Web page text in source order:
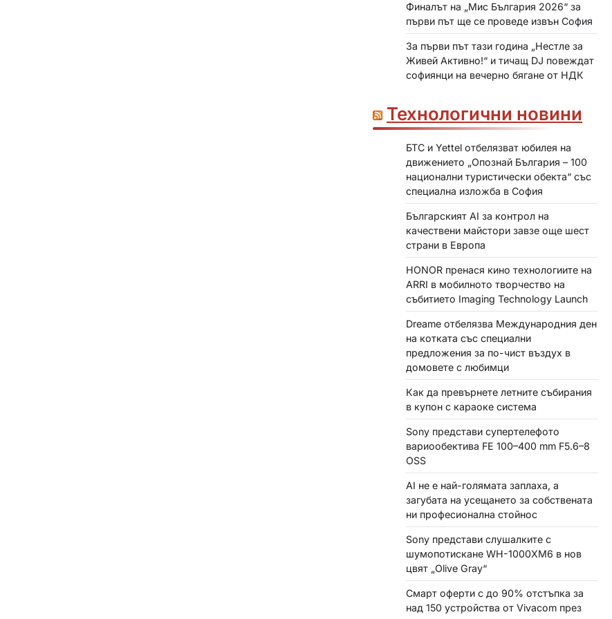
Финалът на „Мис България 2026“ за
първи път ще се проведе извън София
За първи път тази година „Нестле за
Живей Активно!“ и тичащ DJ повеждат
софиянци на вечерно бягане от НДК
Технологични новини
БТС и Yettel отбелязват юбилея на
движението „Опознай България – 100
национални туристически обекта“ със
специална изложба в София
Българският AI за контрол на
качествени майстори завзе още шест
страни в Европа
HONOR пренася кино технологиите на
ARRI в мобилното творчество на
събитието Imaging Technology Launch
Dreame отбелязва Международния ден
на котката със специални
предложения за по-чист въздух в
домовете с любимци
Как да превърнете летните събирания
в купон с караоке система
Sony представи супертелефото
вариообектива FE 100–400 mm F5.6–8
OSS
AI не е най-голямата заплаха, а
загубата на усещането за собствената
ни професионална стойнос
Sony представи слушалките с
шумопотискане WH-1000XM6 в нов
цвят „Olive Gray“
Смарт оферти с до 90% отстъпка за
над 150 устройства от Vivacom през